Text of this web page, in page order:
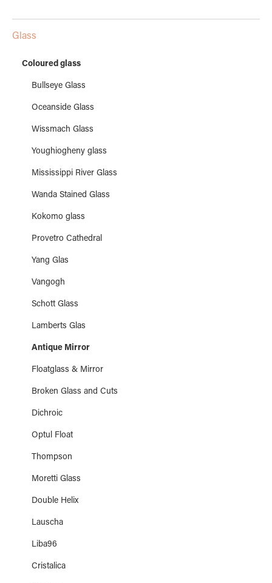
Glass
Coloured glass
Bullseye Glass
Oceanside Glass
Wissmach Glass
Youghiogheny glass
Mississippi River Glass
Wanda Stained Glass
Kokomo glass
Provetro Cathedral
Yang Glas
Vangogh
Schott Glass
Lamberts Glas
Antique Mirror
Floatglass & Mirror
Broken Glass and Cuts
Dichroic
Optul Float
Thompson
Moretti Glass
Double Helix
Lauscha
Liba96
Cristalica